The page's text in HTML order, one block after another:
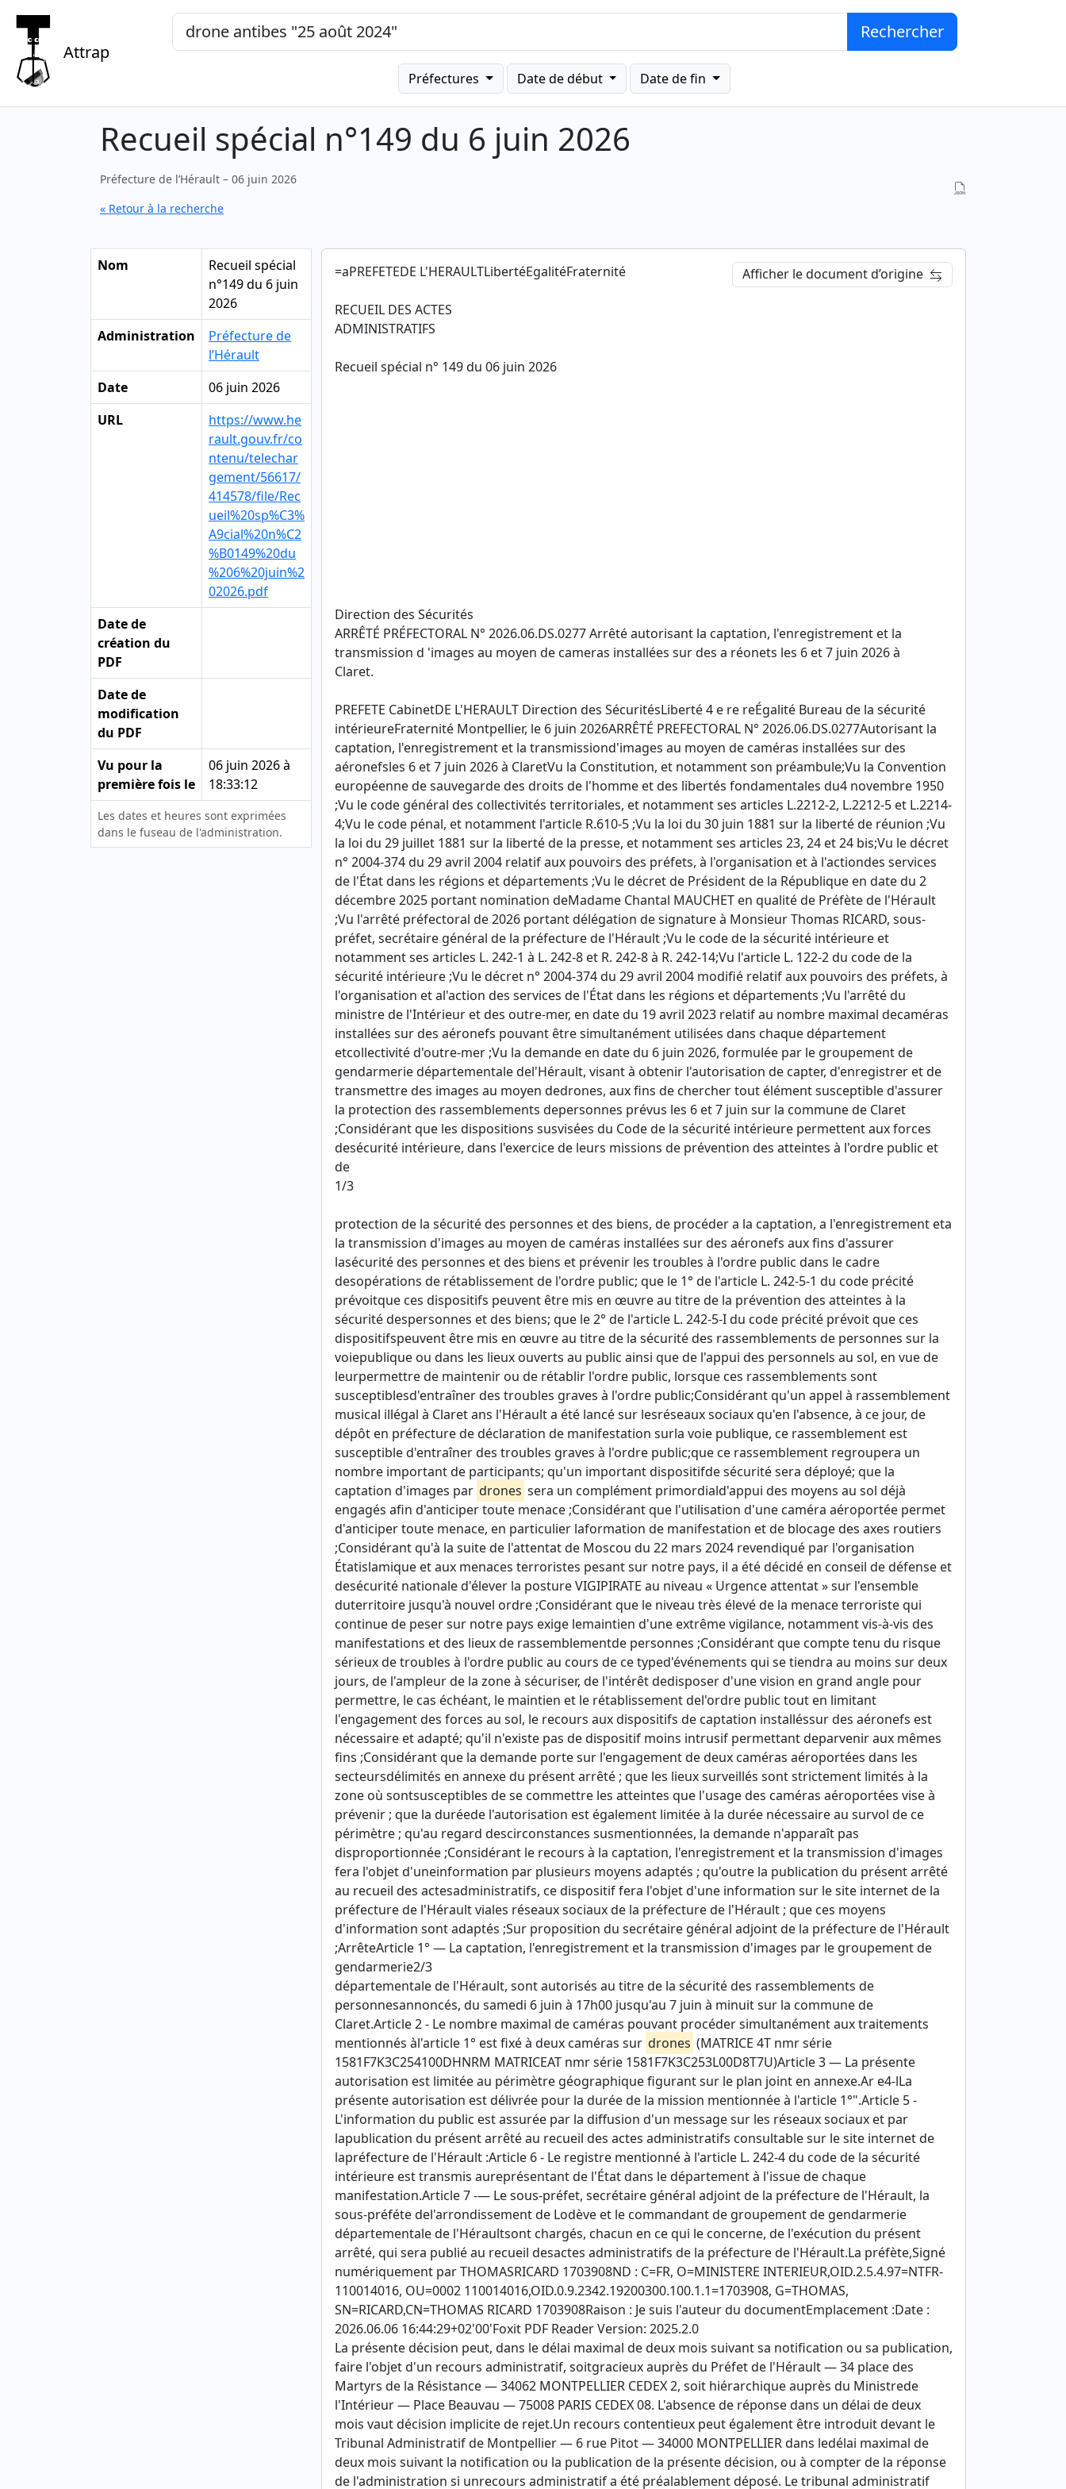
Attrap
Mots-clés, "expression exacte" Rechercher
Préfectures Date de début Date de fin
Recueil spécial n°149 du 6 juin 2026
Préfecture de l’Hérault – 06 juin 2026
« Retour à la recherche
Nom
Recueil spécial
n°149 du 6 juin
2026
Administration
Préfecture de
l’Hérault
Date
06 juin 2026
URL
https://www.he
rault.gouv.fr/co
ntenu/telechar
gement/56617/
414578/file/Rec
ueil%20sp%C3%
A9cial%20n%C2
%B0149%20du
%206%20juin%2
02026.pdf
Date de
création du
PDF
Date de
modification
du PDF
Vu pour la
première fois le
06 juin 2026 à
18:33:12
Les dates et heures sont exprimées
dans le fuseau de l'administration.
Afficher le document d’origine
=aPREFETEDE L'HERAULTLibertéEgalitéFraternité
RECUEIL DES ACTES
ADMINISTRATIFS
Recueil spécial n° 149 du 06 juin 2026
Direction des Sécurités
ARRÊTÉ PRÉFECTORAL N° 2026.06.DS.0277 Arrêté autorisant la captation, l'enregistrement et la
transmission d 'images au moyen de cameras installées sur des a réonets les 6 et 7 juin 2026 à
Claret.
PREFETE CabinetDE L'HERAULT Direction des SécuritésLiberté 4 e re reÉgalité Bureau de la sécurité
intérieureFraternité Montpellier, le 6 juin 2026ARRÊTÉ PREFECTORAL N° 2026.06.DS.0277Autorisant la
captation, l'enregistrement et la transmissiond'images au moyen de caméras installées sur des
aéronefsles 6 et 7 juin 2026 à ClaretVu la Constitution, et notamment son préambule;Vu la Convention
européenne de sauvegarde des droits de l'homme et des libertés fondamentales du4 novembre 1950
;Vu le code général des collectivités territoriales, et notamment ses articles L.2212-2, L.2212-5 et L.2214-
4;Vu le code pénal, et notamment l'article R.610-5 ;Vu la loi du 30 juin 1881 sur la liberté de réunion ;Vu
la loi du 29 juillet 1881 sur la liberté de la presse, et notamment ses articles 23, 24 et 24 bis;Vu le décret
n° 2004-374 du 29 avril 2004 relatif aux pouvoirs des préfets, à l'organisation et à l'actiondes services
de l'État dans les régions et départements ;Vu le décret de Président de la République en date du 2
décembre 2025 portant nomination deMadame Chantal MAUCHET en qualité de Préfète de l'Hérault
;Vu l'arrêté préfectoral de 2026 portant délégation de signature à Monsieur Thomas RICARD, sous-
préfet, secrétaire général de la préfecture de l'Hérault ;Vu le code de la sécurité intérieure et
notamment ses articles L. 242-1 à L. 242-8 et R. 242-8 à R. 242-14;Vu l'article L. 122-2 du code de la
sécurité intérieure ;Vu le décret n° 2004-374 du 29 avril 2004 modifié relatif aux pouvoirs des préfets, à
l'organisation et al'action des services de l'État dans les régions et départements ;Vu l'arrêté du
ministre de l'Intérieur et des outre-mer, en date du 19 avril 2023 relatif au nombre maximal decaméras
installées sur des aéronefs pouvant être simultanément utilisées dans chaque département
etcollectivité d'outre-mer ;Vu la demande en date du 6 juin 2026, formulée par le groupement de
gendarmerie départementale del'Hérault, visant à obtenir l'autorisation de capter, d'enregistrer et de
transmettre des images au moyen dedrones, aux fins de chercher tout élément susceptible d'assurer
la protection des rassemblements depersonnes prévus les 6 et 7 juin sur la commune de Claret
;Considérant que les dispositions susvisées du Code de la sécurité intérieure permettent aux forces
desécurité intérieure, dans l'exercice de leurs missions de prévention des atteintes à l'ordre public et
de
1/3
protection de la sécurité des personnes et des biens, de procéder a la captation, a l'enregistrement eta
la transmission d'images au moyen de caméras installées sur des aéronefs aux fins d'assurer
lasécurité des personnes et des biens et prévenir les troubles à l'ordre public dans le cadre
desopérations de rétablissement de l'ordre public; que le 1° de l'article L. 242-5-1 du code précité
prévoitque ces dispositifs peuvent être mis en œuvre au titre de la prévention des atteintes à la
sécurité despersonnes et des biens; que le 2° de l'article L. 242-5-I du code précité prévoit que ces
dispositifspeuvent être mis en œuvre au titre de la sécurité des rassemblements de personnes sur la
voiepublique ou dans les lieux ouverts au public ainsi que de l'appui des personnels au sol, en vue de
leurpermettre de maintenir ou de rétablir l'ordre public, lorsque ces rassemblements sont
susceptiblesd'entraîner des troubles graves à l'ordre public;Considérant qu'un appel à rassemblement
musical illégal à Claret ans l'Hérault a été lancé sur lesréseaux sociaux qu'en l'absence, à ce jour, de
dépôt en préfecture de déclaration de manifestation surla voie publique, ce rassemblement est
susceptible d'entraîner des troubles graves à l'ordre public;que ce rassemblement regroupera un
nombre important de participants; qu'un important dispositifde sécurité sera déployé; que la
captation d'images par drones sera un complément primordiald'appui des moyens au sol déjà
engagés afin d'anticiper toute menace ;Considérant que l'utilisation d'une caméra aéroportée permet
d'anticiper toute menace, en particulier laformation de manifestation et de blocage des axes routiers
;Considérant qu'à la suite de l'attentat de Moscou du 22 mars 2024 revendiqué par l'organisation
Étatislamique et aux menaces terroristes pesant sur notre pays, il a été décidé en conseil de défense et
desécurité nationale d'élever la posture VIGIPIRATE au niveau « Urgence attentat » sur l'ensemble
duterritoire jusqu'à nouvel ordre ;Considérant que le niveau très élevé de la menace terroriste qui
continue de peser sur notre pays exige lemaintien d'une extrême vigilance, notamment vis-à-vis des
manifestations et des lieux de rassemblementde personnes ;Considérant que compte tenu du risque
sérieux de troubles à l'ordre public au cours de ce typed'événements qui se tiendra au moins sur deux
jours, de l'ampleur de la zone à sécuriser, de l'intérêt dedisposer d'une vision en grand angle pour
permettre, le cas échéant, le maintien et le rétablissement del'ordre public tout en limitant
l'engagement des forces au sol, le recours aux dispositifs de captation installéssur des aéronefs est
nécessaire et adapté; qu'il n'existe pas de dispositif moins intrusif permettant deparvenir aux mêmes
fins ;Considérant que la demande porte sur l'engagement de deux caméras aéroportées dans les
secteursdélimités en annexe du présent arrêté ; que les lieux surveillés sont strictement limités à la
zone où sontsusceptibles de se commettre les atteintes que l'usage des caméras aéroportées vise à
prévenir ; que la duréede l'autorisation est également limitée à la durée nécessaire au survol de ce
périmètre ; qu'au regard descirconstances susmentionnées, la demande n'apparaît pas
disproportionnée ;Considérant le recours à la captation, l'enregistrement et la transmission d'images
fera l'objet d'uneinformation par plusieurs moyens adaptés ; qu'outre la publication du présent arrêté
au recueil des actesadministratifs, ce dispositif fera l'objet d'une information sur le site internet de la
préfecture de l'Hérault viales réseaux sociaux de la préfecture de l'Hérault ; que ces moyens
d'information sont adaptés ;Sur proposition du secrétaire général adjoint de la préfecture de l'Hérault
;ArrêteArticle 1° — La captation, l'enregistrement et la transmission d'images par le groupement de
gendarmerie2/3
départementale de l'Hérault, sont autorisés au titre de la sécurité des rassemblements de
personnesannoncés, du samedi 6 juin à 17h00 jusqu'au 7 juin à minuit sur la commune de
Claret.Article 2 - Le nombre maximal de caméras pouvant procéder simultanément aux traitements
mentionnés àl'article 1° est fixé à deux caméras sur drones (MATRICE 4T nmr série
1581F7K3C254100DHNRM MATRICEAT nmr série 1581F7K3C253L00D8T7U)Article 3 — La présente
autorisation est limitée au périmètre géographique figurant sur le plan joint en annexe.Ar e4-lLa
présente autorisation est délivrée pour la durée de la mission mentionnée à l'article 1°".Article 5 -
L'information du public est assurée par la diffusion d'un message sur les réseaux sociaux et par
lapublication du présent arrêté au recueil des actes administratifs consultable sur le site internet de
lapréfecture de l'Hérault :Article 6 - Le registre mentionné à l'article L. 242-4 du code de la sécurité
intérieure est transmis aureprésentant de l'État dans le département à l'issue de chaque
manifestation.Article 7 -— Le sous-préfet, secrétaire général adjoint de la préfecture de l'Hérault, la
sous-préféte del'arrondissement de Lodève et le commandant de groupement de gendarmerie
départementale de l'Héraultsont chargés, chacun en ce qui le concerne, de l'exécution du présent
arrêté, qui sera publié au recueil desactes administratifs de la préfecture de l'Hérault.La préfète,Signé
numériquement par THOMASRICARD 1703908ND : C=FR, O=MINISTERE INTERIEUR,OID.2.5.4.97=NTFR-
110014016, OU=0002 110014016,OID.0.9.2342.19200300.100.1.1=1703908, G=THOMAS,
SN=RICARD,CN=THOMAS RICARD 1703908Raison : Je suis l'auteur du documentEmplacement :Date :
2026.06.06 16:44:29+02'00'Foxit PDF Reader Version: 2025.2.0
La présente décision peut, dans le délai maximal de deux mois suivant sa notification ou sa publication,
faire l'objet d'un recours administratif, soitgracieux auprès du Préfet de l'Hérault — 34 place des
Martyrs de la Résistance — 34062 MONTPELLIER CEDEX 2, soit hiérarchique auprès du Ministrede
l'Intérieur — Place Beauvau — 75008 PARIS CEDEX 08. L'absence de réponse dans un délai de deux
mois vaut décision implicite de rejet.Un recours contentieux peut également être introduit devant le
Tribunal Administratif de Montpellier — 6 rue Pitot — 34000 MONTPELLIER dans ledélai maximal de
deux mois suivant la notification ou la publication de la présente décision, ou à compter de la réponse
de l'administration si unrecours administratif a été préalablement déposé. Le tribunal administratif